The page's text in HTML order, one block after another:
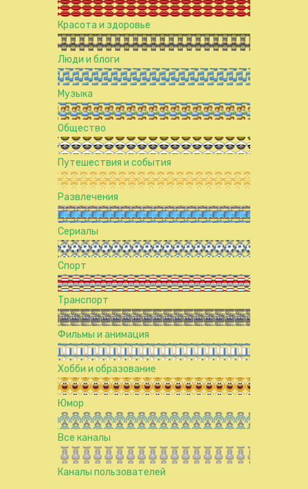
Красота и здоровье
Люди и блоги
Музыка
Общество
Путешествия и события
Развлечения
Сериалы
Спорт
Транспорт
Фильмы и анимация
Хобби и образование
Юмор
Все каналы
Каналы пользователей